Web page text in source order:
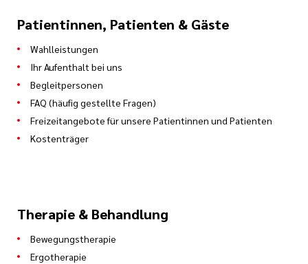
Patientinnen, Patienten & Gäste
Wahlleistungen
Ihr Aufenthalt bei uns
Begleitpersonen
FAQ (häufig gestellte Fragen)
Freizeitangebote für unsere Patientinnen und Patienten
Kostenträger
Therapie & Behandlung
Bewegungstherapie
Ergotherapie